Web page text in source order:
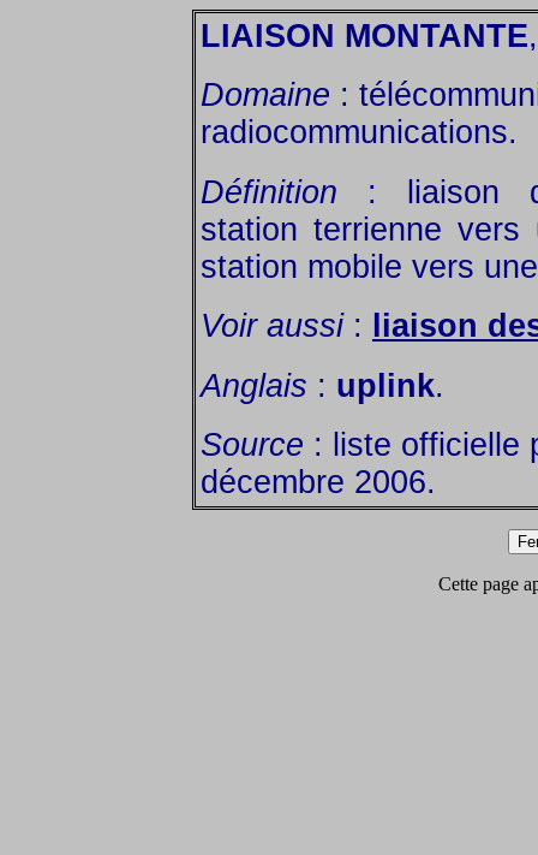
LIAISON MONTANTE
Domaine :
radiocommunications.
Définition : liaison
station terrienne vers
station mobile vers
Voir aussi:
liaison
Anglais : uplink.
Source : liste officielle
décembre 2006.
Cette page